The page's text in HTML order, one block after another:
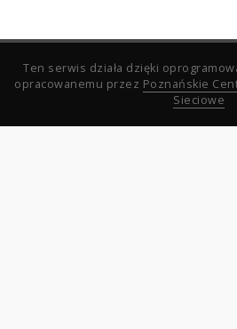
Ten serwis działa dzięki
opracowanemu przez Poznańskie
Sieciowe